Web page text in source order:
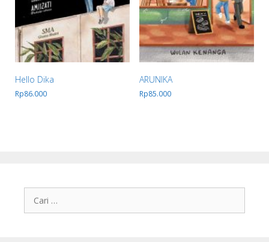
Hello Dika
Rp86.000
ARUNIKA
Rp85.000